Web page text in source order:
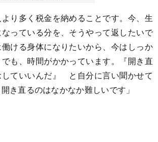
より多く税金を納めることです。今、生
っている分を、そうやって返したいで
ける身体になりたいから、今はしっか
も、時間がかかっています。『開き直
していいんだ』 と自分に言い聞かせて
き直るのはなかなか難しいです」